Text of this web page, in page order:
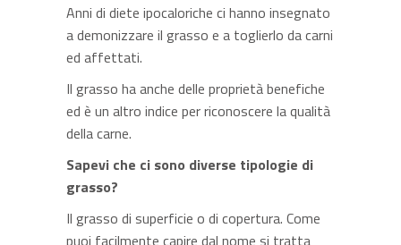
Anni di diete ipocaloriche ci hanno insegnato
a demonizzare il grasso e a toglierlo da carni
ed affettati.
Il grasso ha anche delle proprietà benefiche
ed è un altro indice per riconoscere la qualità
della carne.
Sapevi che ci sono diverse tipologie di
grasso?
Il grasso di superficie o di copertura. Come
puoi facilmente capire dal nome si tratta